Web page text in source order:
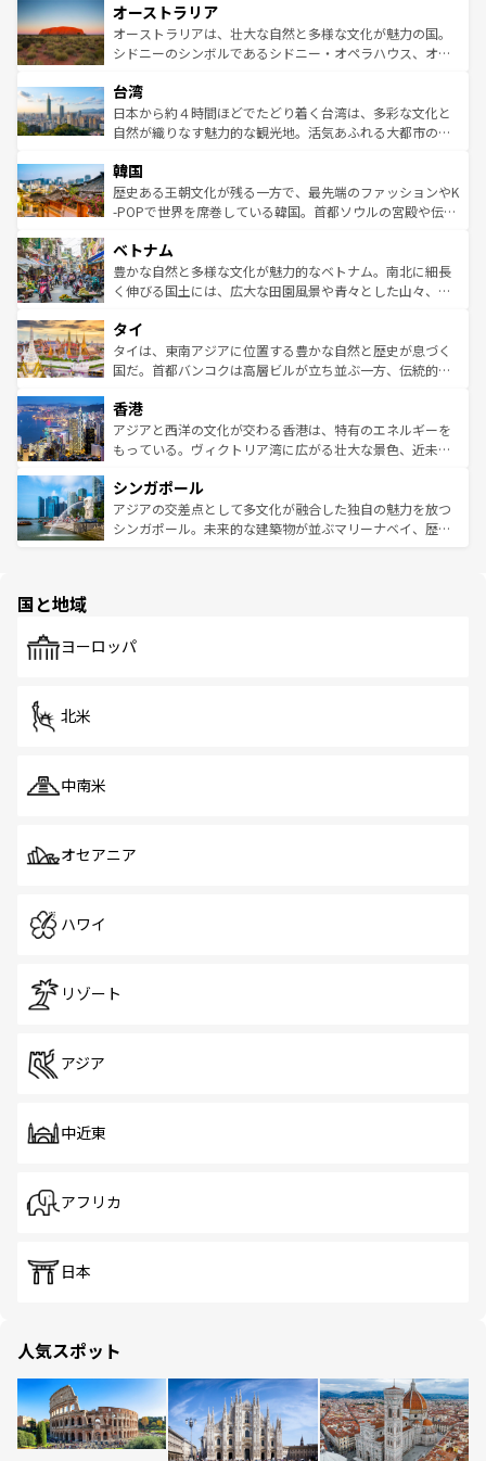
部のニューオーリンズでは、音楽と美食が融合した独特の
文化が魅力。旅行者はアメリカの各地域で異なる魅力を楽
しみながら、その多様性と豊かな歴史を感じることができ
ならではの贅沢な旅のスタイルだ。 なお、新着のアメリカ
情報はコンテンツ一覧を参照してほしい。
ワイ島は見逃せない。また、定番の観光地といえばオアフ
島だが、静かな自然を求めるならマウイ島やカウアイ島が
おすすめ。エメラルドグリーンに輝く海をはじめ、豊かな
れるおもてなしの心で訪れる人々を迎えてくれるハワイの
人々、おいしいローカルフードやハワイアンミュージッ
ク、伝統的なフラダンスなど、すべてがハワイの魅力を彩
ワイを、存分に味わってほしい。 なお、新着のハワイ情報
はコンテンツ一覧を参照してほしい。
オーストラリア
オーストラリアは、壮大な自然と多様な文化が魅力の国。
シドニーのシンボルであるシドニー・オペラハウス、オー
リアリーフや大陸中央部にそびえるウルル（エアーズロッ
ク）、タスマニアの美しい原生林やケアンズの熱帯雨林な
ど、見どころがたくさん。また、カフェやワイン、オージ
いる。アクティビティも充実しており、サーフィンやダイ
ビング、ハイキングなど、アウトドア好きにはたまらな
い。オーストラリアの多彩な魅力を存分に味わいつくそ
参照してほしい。
台湾
日本から約４時間ほどでたどり着く台湾は、多彩な文化と
自然が織りなす魅力的な観光地。活気あふれる大都市の台
ン）、静ひつな山岳地帯である台湾東部など、都市の喧騒
と山間の静けさが共存しており、訪れる人に新しい発見と
驚きをもたらしてくれる。また、奥深い台湾の食文化も魅
容にもいいと評判のスイーツなど、バラエティ豊かな料理
が味わえる。 なお、新着の台湾情報は コンテンツ一覧を参
照してほしい。
韓国
歴史ある王朝文化が残る一方で、最先端のファッションやK
-POPで世界を席巻している韓国。首都ソウルの宮殿や伝統
き、地方に足を延ばせば四季折々の自然美を楽しむことが
できる。そして、キムチや焼肉、絶品のストリートフード
まで、さまざまな韓国料理が待っている。夜には、韓国な
リティに包まれながら、韓国の多彩な魅力を心ゆくまで味
わってみてほしい。 なお、新着の韓国情報はコンテンツ一
覧を参照してほしい。
ベトナム
豊かな自然と多様な文化が魅力的なベトナム。南北に細長
く伸びる国土には、広大な田園風景や青々とした山々、世
急速な発展と共に伝統が息づく。ハノイの古い町並みやホ
ーチミン市のフランス統治時代の建物も、独特の雰囲気を
醸し出している。また、バラエティの豊かさとおいしさで
とつ。フォーやバインミー、ベトナムコーヒーなどは、ぜ
ひ現地で味わいたい。どの地域を訪れてもあたたかい人々
が旅行者を迎えてくれるので、きっと忘れられない旅にな
参照してほしい。
タイ
タイは、東南アジアに位置する豊かな自然と歴史が息づく
国だ。首都バンコクは高層ビルが立ち並ぶ一方、伝統的な
の活気が交差している。北部ではチェンマイなどの山岳地
帯で自然と触れ合い、南部ではプーケットやクラビの美し
いビーチでリゾート気分を楽しむことができる。タイ料理
激する。気候は一年中温暖で、どの季節にも異なる楽しみ
が待っている。親しみやすいタイの人々、仏教を中心とし
た文化、そして多様な観光資源が、訪れる旅人を魅了し続
香港
アジアと西洋の文化が交わる香港は、特有のエネルギーを
もっている。ヴィクトリア湾に広がる壮大な景色、近未来
み、どこを訪れても感動するはず。観光スポットが密集し
ており、効率よく見どころを回れるのも魅力。息をのむよ
うな絶景から文化的な体験まで、香港を存分に楽しみ尽く
シンガポール
アジアの交差点として多文化が融合した独自の魅力を放つ
シンガポール。未来的な建築物が並ぶマリーナベイ、歴史
で、ホーカーズは地元の風情を楽しめる外せないスポット
国と地域
ヨーロッパ
北米
中南米
オセアニア
ハワイ
リゾート
アジア
中近東
アフリカ
日本
人気スポット